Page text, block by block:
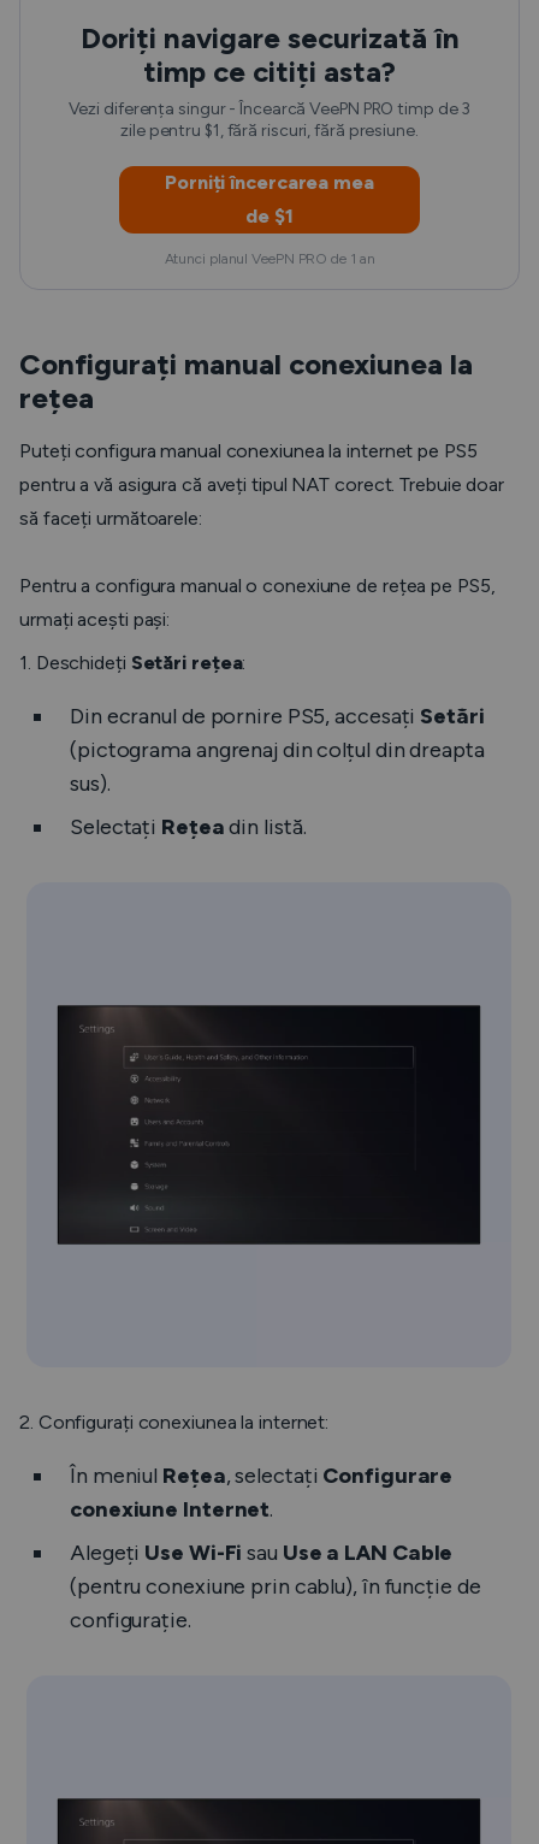
Doriți navigare securizată în
timp ce citiți asta?
Vezi diferența singur - Încearcă VeePN PRO timp de 3
zile pentru $1, fără riscuri, fără presiune.
Porniți încercarea mea
de $1
Atunci planul VeePN PRO de 1 an
Configurați manual conexiunea la
rețea
Puteți configura manual conexiunea la internet pe PS5
pentru a vă asigura că aveți tipul NAT corect. Trebuie doar
să faceți următoarele:
Pentru a configura manual o conexiune de rețea pe PS5,
urmați acești pași:
1. Deschideți Setări rețea:
Din ecranul de pornire PS5, accesați Setări
(pictograma angrenaj din colțul din dreapta
sus).
Selectați Rețeadin listă.
2. Configurați conexiunea la internet:
În meniul Rețea, selectați Configurare
conexiune Internet.
Alegeți Use Wi-Fi sau Use a LAN Cable
(pentru conexiune prin cablu), în funcție de
configurație.